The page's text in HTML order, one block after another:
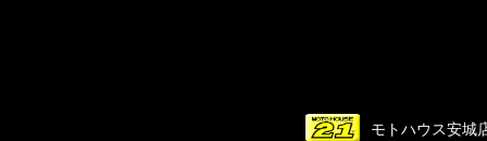
モトハウス安城